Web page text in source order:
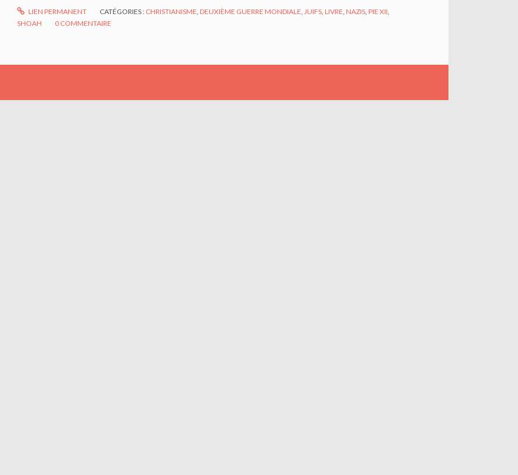
LIEN PERMANENT CATÉGORIES : CHRISTIANISME ,DEUXIÈME GUERRE MONDIALE JUIFS ,LIVRE ,NAZIS ,PIE XII
SHOAH
0 COMMENTAIRE